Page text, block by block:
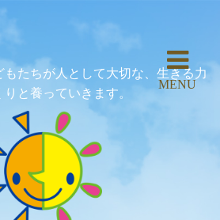
たちが人として大切な、生きる力
りと養っていきます。
MENU